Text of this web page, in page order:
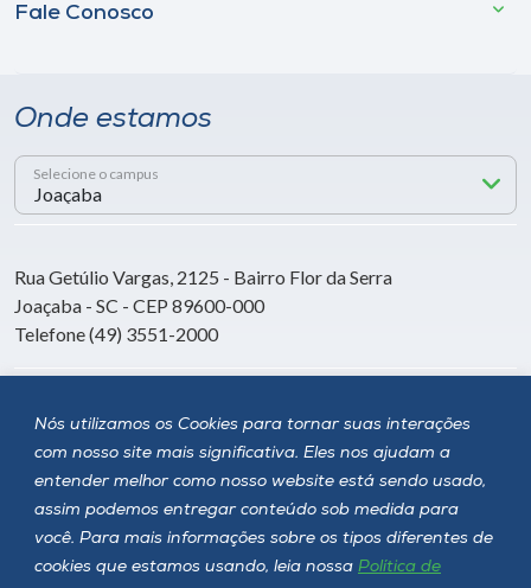
Nós utilizamos os Cookies para tornar suas interações
com nosso site mais significativa. Eles nos ajudam a
entender melhor como nosso website está sendo usado,
assim podemos entregar conteúdo sob medida para
você. Para mais informações sobre os tipos diferentes de
cookies que estamos usando, leia nossa Política de
Fale Conosco
Onde estamos
Selecione o campus
Rua Getúlio Vargas, 2125 - Bairro Flor da Serra
Joaçaba - SC - CEP 89600-000
Telefone (49) 3551-2000
Siga a Unoesc